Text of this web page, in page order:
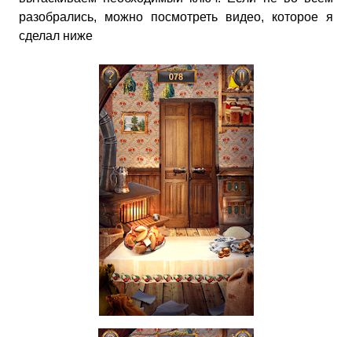
разобрались, можно посмотреть видео, которое я
сделал ниже